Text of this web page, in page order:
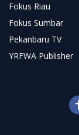
Fokus Riau
Fokus Sumbar
Pekanbaru TV
YRFWA Publisher